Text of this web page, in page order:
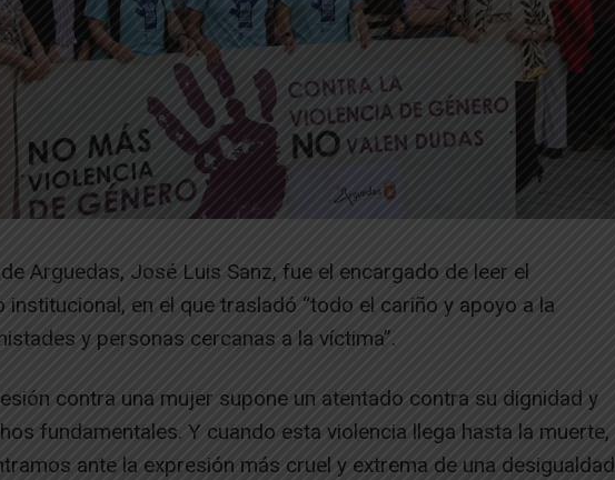
Arguedas, José Luis Sanz, fue el encargado de leer el
institucional, en el que trasladó “todo el cariño y apoyo a la
y personas cercanas a la víctima”.
contra una mujer supone un atentado contra su dignidad y
fundamentales. Y cuando esta violencia llega hasta la muerte,
ante la expresión más cruel y extrema de una desigualdad